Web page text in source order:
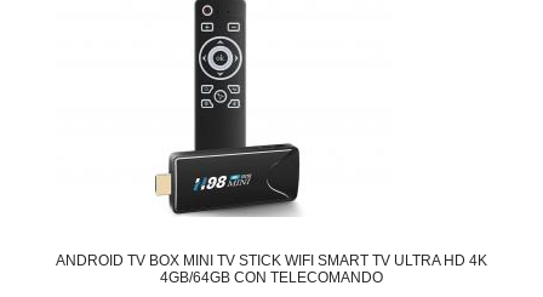
ANDROID TV BOX MINI TV STICK WIFI SMART TV ULTRA HD 4K
4GB/64GB CON TELECOMANDO